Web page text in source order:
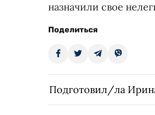
назначили свое
Поделиться
Подготовил/ла